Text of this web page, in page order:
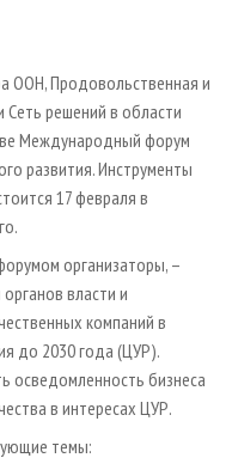
ООН, Продовольственная и
Сеть решений в области
Международный форум
развития. Инструменты
17 февраля в
организаторы, –
власти и
компаний в
до 2030 года (ЦУР).
осведомленность бизнеса
в интересах ЦУР.
темы: